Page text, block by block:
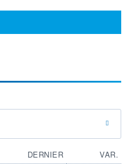
+ BAS
62,1451DERNIER
VAR.